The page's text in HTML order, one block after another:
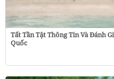
Tất Tần Tật Thông Tin Và Đánh
Quốc